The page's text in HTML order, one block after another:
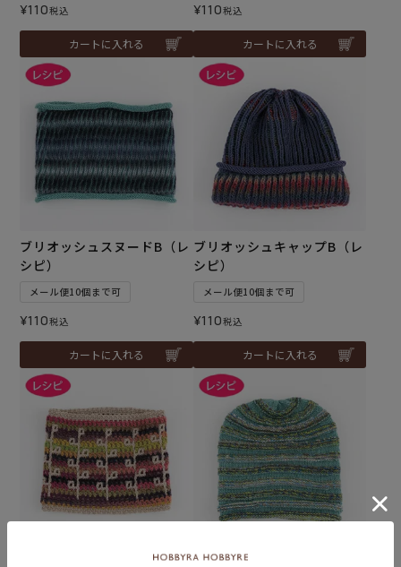
¥110税込
カートに入れる
¥110税込
カートに入れる
ブリオッシュスヌードB（レ
シピ）
メール便10個まで可
¥110税込
カートに入れる
ブリオッシュキャップB（レ
シピ）
メール便10個まで可
¥110税込
カートに入れる
リバーシブルスヌード（レ
ボーダーキャップ＜パレッ